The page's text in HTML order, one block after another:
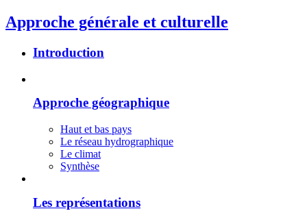
Approche générale et culturelle
Introduction
Approche géographique
Haut et bas pays
Le réseau hydrographique
Le climat
Synthèse
Les représentations